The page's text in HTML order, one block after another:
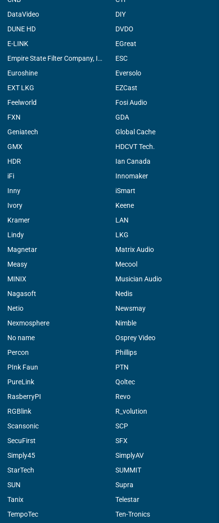
DataVideo
DIY
DUNE HD
DVDO
E-LINK
EGreat
Empire State Filter Company, INC.
ESC
Euroshine
Eversolo
EXT LKG
EZCast
Feelworld
Fosi Audio
FXN
GDA
Geniatech
Global Cache
GMX
HDCVT Tech.
HDR
Ian Canada
iFi
Innomaker
Inny
iSmart
Ivory
Keene
Kramer
LAN
Lindy
LKG
Magnetar
Matrix Audio
Measy
Mecool
MINIX
Musician Audio
Nagasoft
Nedis
Netio
Newsmay
Nexmosphere
Nimble
No name
Osprey Video
Percon
Phillips
PInk Faun
PTN
PureLink
Qoltec
RasberryPI
Revo
RGBlink
R_volution
Scansonic
SCP
SecuFirst
SFX
Simply45
SimplyAV
StarTech
SUMMIT
SUN
Supra
Tanix
Telestar
TempoTec
Ten-Tronics